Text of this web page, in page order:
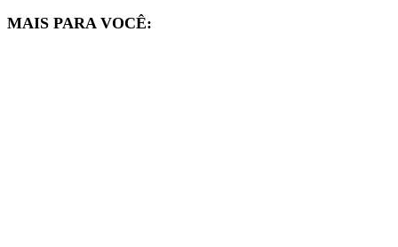
MAIS PARA VOCÊ: